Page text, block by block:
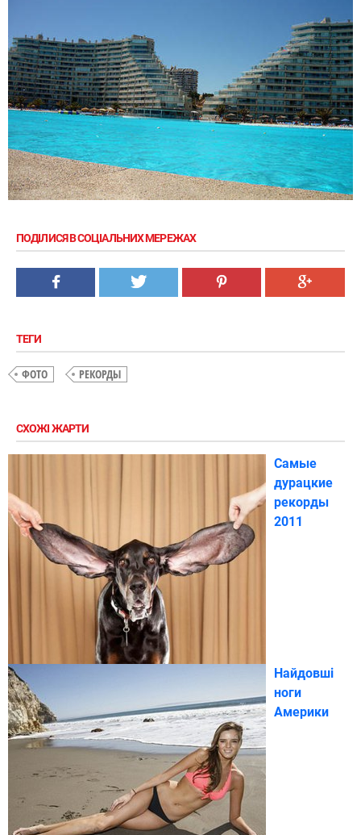
ПОДІЛИСЯ В СОЦІАЛЬНИХ МЕРЕЖАХ
ТЕГИ
ФОТО РЕКОРДЫ
СХОЖІ ЖАРТИ
Самые
дурацкие
рекорды
2011
Найдовші
ноги
Америки